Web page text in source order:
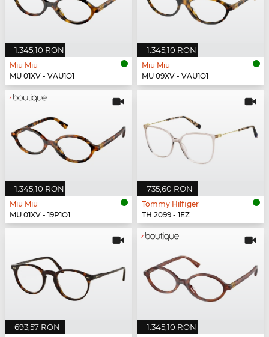
1.345,10 RON
Miu Miu
MU 01XV - VAU1O1
1.345,10 RON
Miu Miu
MU 09XV - VAU1O1
1.345,10 RON
Miu Miu
MU 01XV - 19P1O1
735,60 RON
Tommy Hilfiger
TH 2099 - 1EZ
693,57 RON 1.345,10 RON